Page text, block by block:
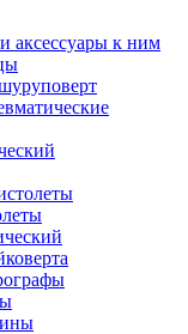
аксессуары к ним